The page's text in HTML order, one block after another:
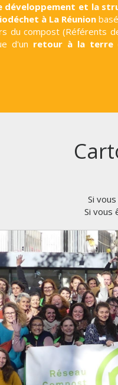
développement et la
à La Réunion
du compost (Référents
d'un retour à la terre
Si
Si vous